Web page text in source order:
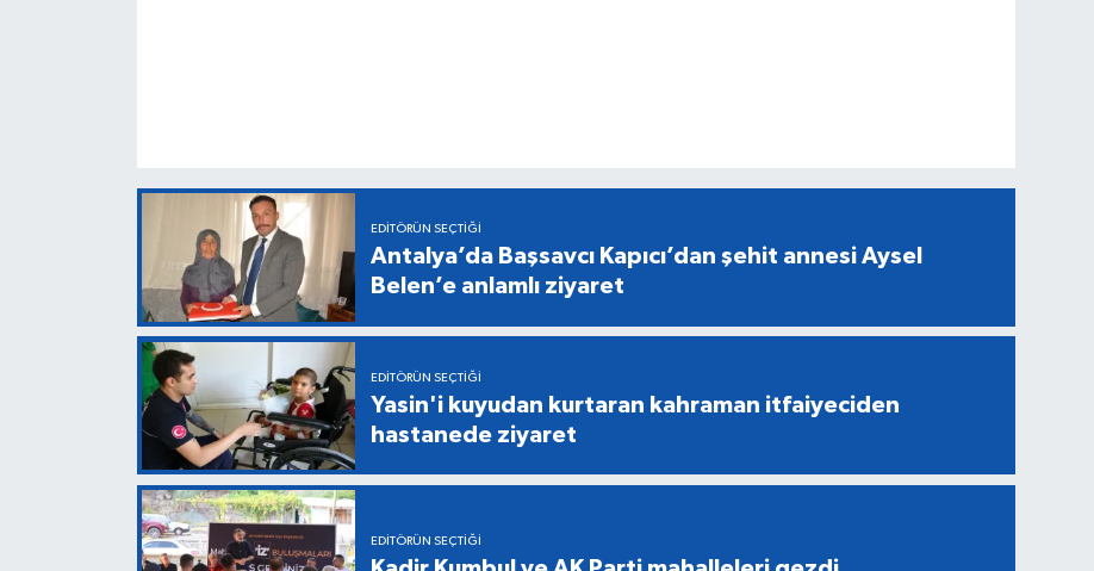
EDITÖRÜN SEÇTIĞI
Antalya’da Başsavcı Kapıcı’dan şehit annesi Aysel
Belen’e anlamlı ziyaret
EDITÖRÜN SEÇTIĞI
Yasin'i kuyudan kurtaran kahraman itfaiyeciden
hastanede ziyaret
EDITÖRÜN SEÇTIĞI